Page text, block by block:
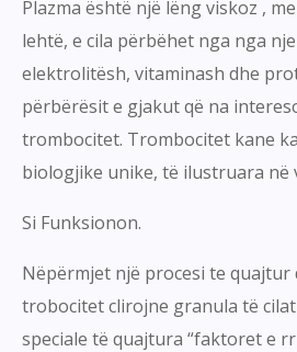
Plazma është një lëng viskoz ,
lehtë, e cila përbëhet nga nga
elektrolitësh, vitaminash dhe
përbërësit e gjakut që na
trombocitet. Trombocitet kane
biologjike unike, të ilustruara në
Si Funksionon.
Nëpërmjet një procesi te quajtur
trobocitet clirojne granula të
speciale të quajtura “faktoret e